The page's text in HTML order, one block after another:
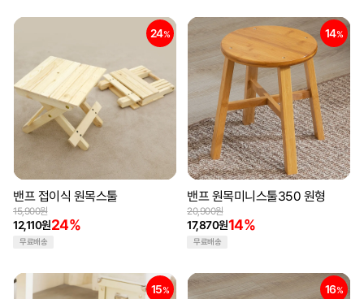
24%
밴프 접이식 원목스툴
12,110원24%
15,900원
무료배송
14%
밴프 원목미니스툴350 원형
17,870원14%
20,900원
무료배송
15% 16%